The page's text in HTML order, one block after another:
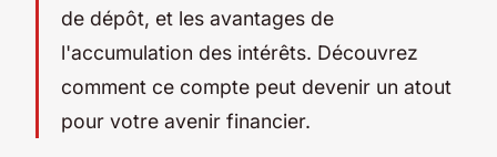
de dépôt, et les avantages de
l'accumulation des intérêts. Découvrez
comment ce compte peut devenir un atout
pour votre avenir financier.